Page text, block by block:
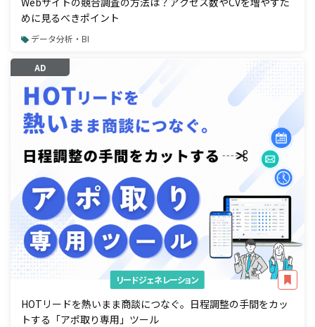
めに見るべきポイント
データ分析・BI
AD
リードジェネレーション
HOTリードを熱いまま商談につなぐ。日程調整の手間をカッ
トする「アポ取り専用」ツール